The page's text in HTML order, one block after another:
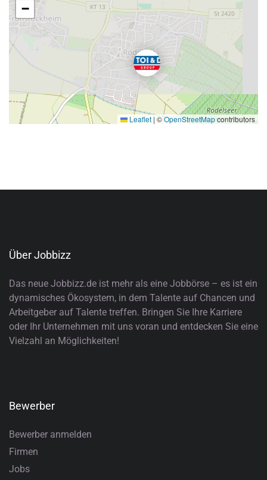
−
Leaflet | ©OpenStreetMapcontributors
Über Jobbizz
Das neue Jobbizz.de ist mehr als eine Jobbörse – es ist ein
dynamisches Ökosystem, in dem Talente auf Chancen und
Arbeitgeber auf Talente treffen. Bringen Sie Ihre Karriere
oder Ihr Unternehmen mit uns voran und entdecken Sie eine
Vielzahl an Möglichkeiten!
Bewerber
Bewerber anmelden
Firmen
Jobs